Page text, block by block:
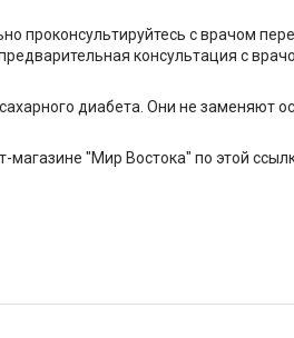
проконсультируйтесь с врачом
консультация с
диабета. Они не заменяют
"Мир Востока" по этой